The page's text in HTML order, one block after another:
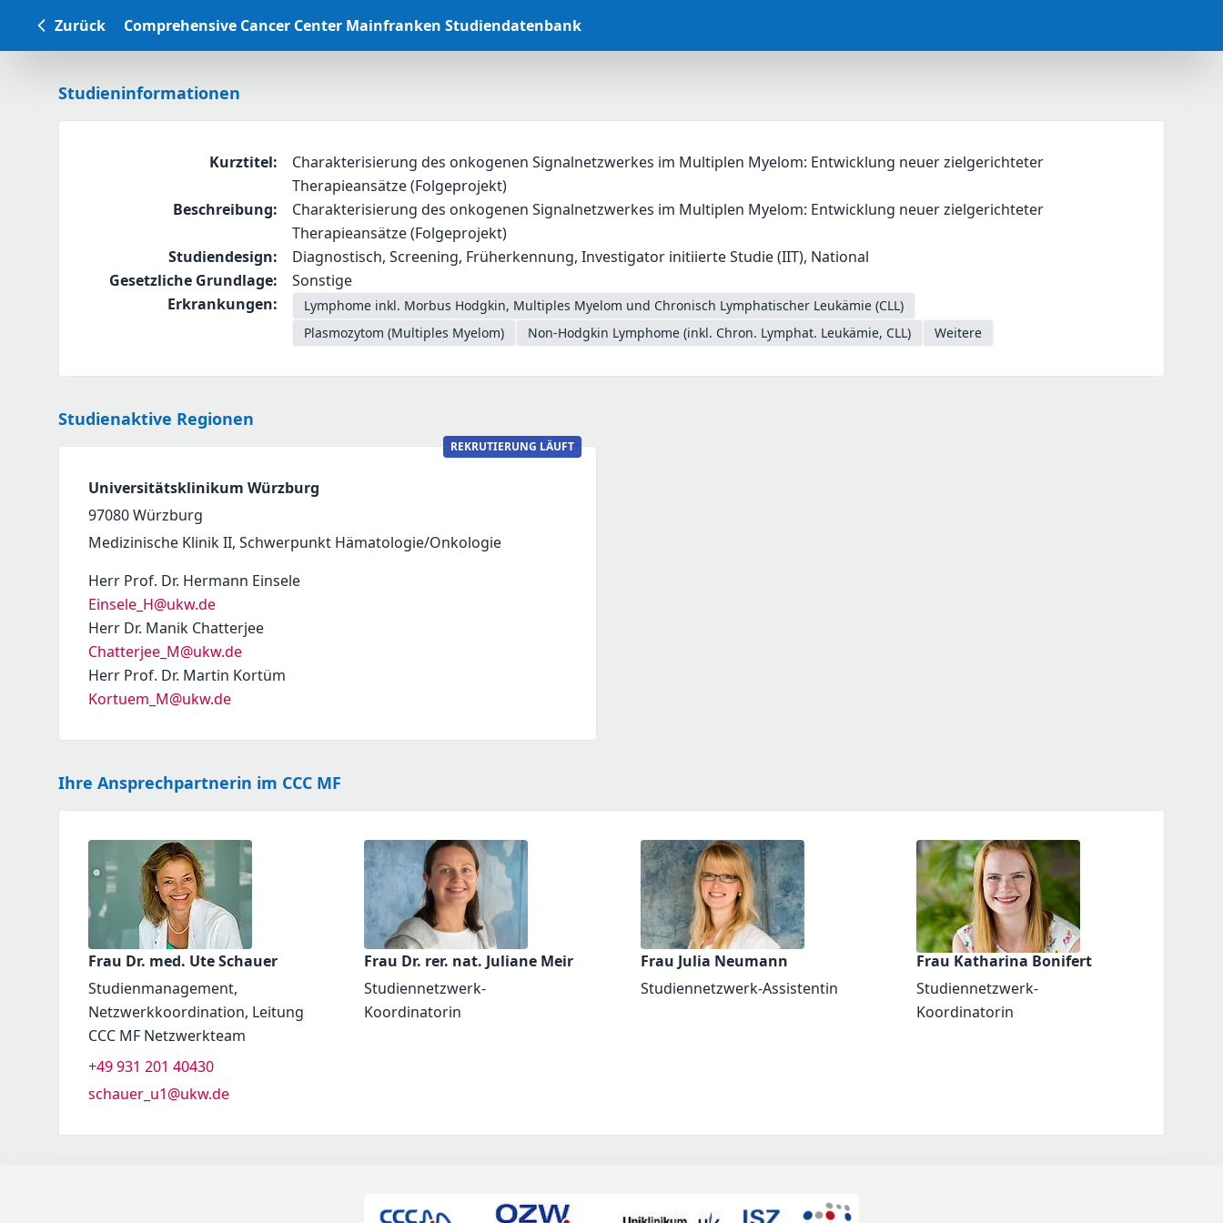
Zurück Comprehensive Cancer Center Mainfranken Studiendatenbank
Studieninformationen
Kurztitel:
Charakterisierung des onkogenen Signalnetzwerkes im Multiplen Myelom: Entwicklung neuer zielgerichteter
Therapieansätze (Folgeprojekt)
Beschreibung:
Charakterisierung des onkogenen Signalnetzwerkes im Multiplen Myelom: Entwicklung neuer zielgerichteter
Therapieansätze (Folgeprojekt)
Studiendesign:
Diagnostisch, Screening, Früherkennung, Investigator initiierte Studie (IIT), National
Gesetzliche Grundlage:
Sonstige
Erkrankungen:
Lymphome inkl. Morbus Hodgkin, Multiples Myelom und Chronisch Lymphatischer Leukämie (CLL)
Plasmozytom (Multiples Myelom)
Non-Hodgkin Lymphome (inkl. Chron. Lymphat. Leukämie, CLL) Weitere
Studienaktive Regionen
REKRUTIERUNG LÄUFT
Universitätsklinikum Würzburg
97080Würzburg
Medizinische Klinik II, Schwerpunkt Hämatologie/Onkologie
Herr Prof. Dr. Hermann Einsele
Einsele_H@ukw.de
Herr Dr. Manik Chatterjee
Chatterjee_M@ukw.de
Herr Prof. Dr. Martin Kortüm
Kortuem_M@ukw.de
Ihre Ansprechpartnerin im CCC MF
Frau Dr. med. Ute Schauer
Studienmanagement,
Netzwerkkoordination, Leitung
CCC MF Netzwerkteam
+49 931 201 40430
schauer_u1@ukw.de
Frau Dr. rer. nat. Juliane Meir
Studiennetzwerk-
Koordinatorin
Frau Julia Neumann
Studiennetzwerk-Assistentin
Frau Katharina Bonifert
Studiennetzwerk-
Koordinatorin